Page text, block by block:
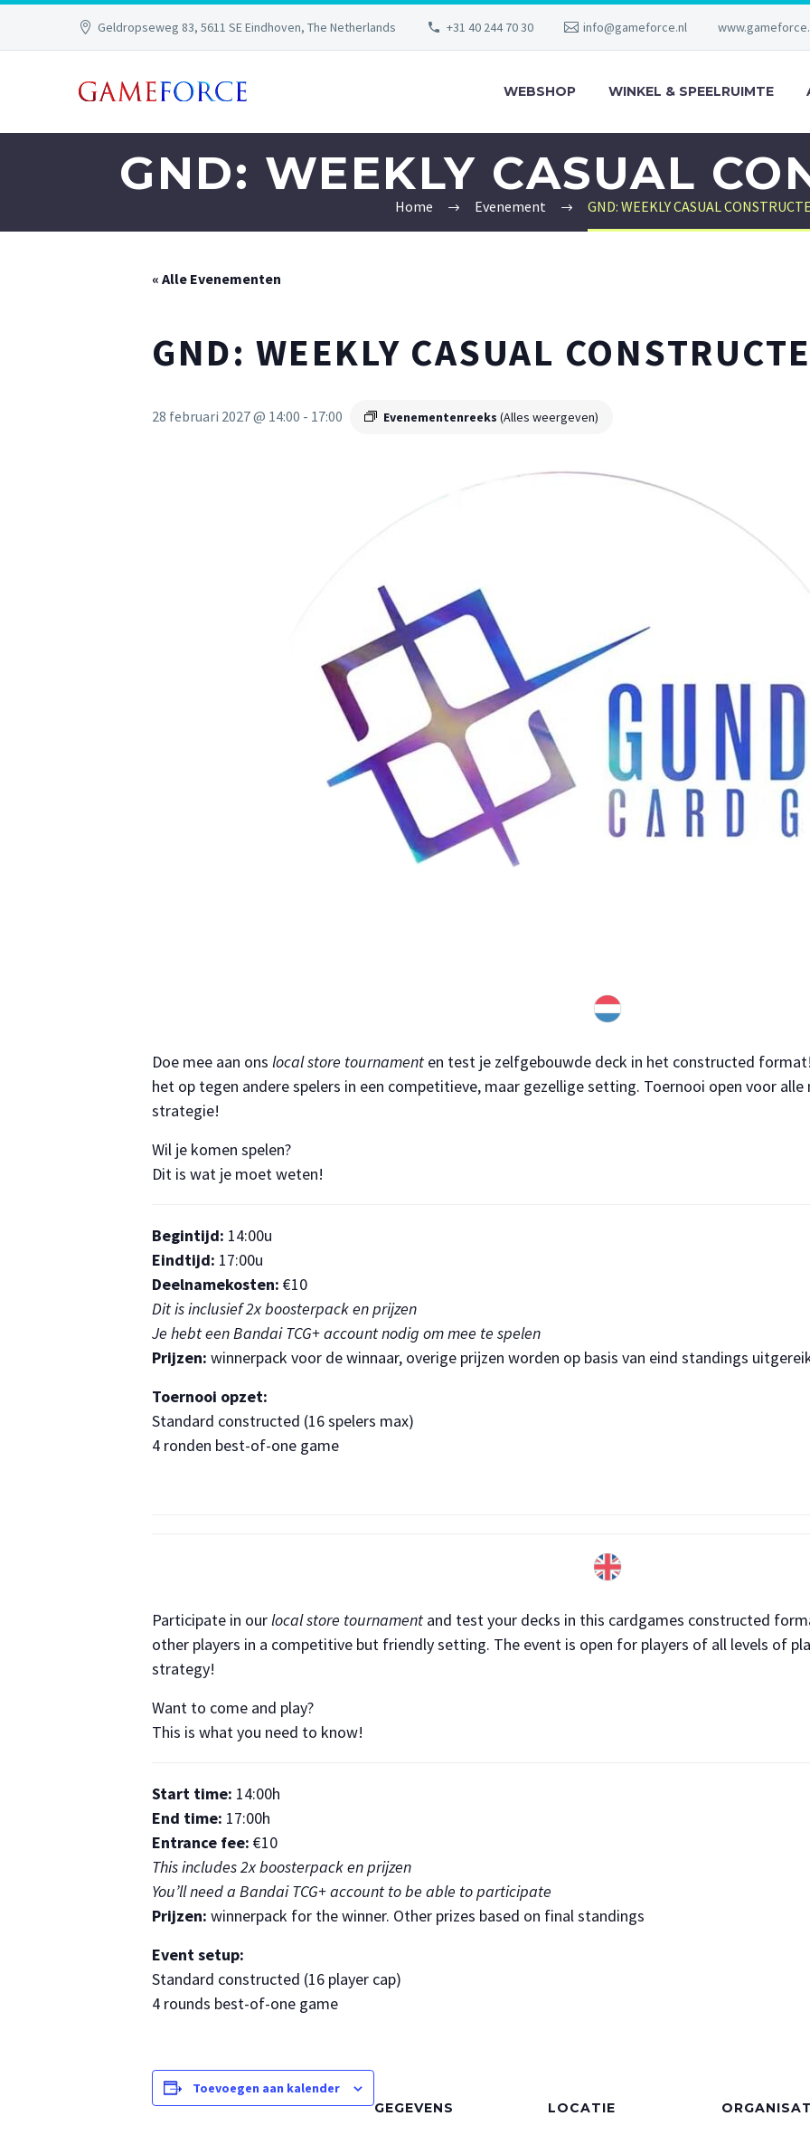
Geldropseweg 83, 5611 SE Eindhoven, The Netherlands +31 40 244 70 30 info@gameforce.nl
WEBSHOP WINKEL & SPEELRUIMTE
GND: WEEKLY CASUAL
Home Evenement GND: WEEKLY CASUAL
« Alle Evenementen
GND: WEEKLY CASUAL
28 februari 2027 @ 14:00 - 17:00 Evenementenreeks (Alles weergeven)
Doe mee aan ons local store tournament en test je zelfgebouwde deck in het constructed
het op tegen andere spelers in een competitieve, maar gezellige setting. Toernooi open voor alle
strategie!
Wil je komen spelen?
Dit is wat je moet weten!
Begintijd: 14:00u
Eindtijd: 17:00u
Deelnamekosten: €10
Dit is inclusief 2x boosterpack en prijzen
Je hebt een Bandai TCG+ account nodig om mee te spelen
Prijzen: winnerpack voor de winnaar, overige prijzen worden op basis van eind standings
Toernooi opzet:
Standard constructed (16 spelers max)
4 ronden best-of-one game
Participate in ourlocal store tournament and test your decks in this cardgames constructed
other players in a competitive but friendly setting. The event is open for players of all levels of
strategy!
Want to come and play?
This is what you need to know!
Start time: 14:00h
End time: 17:00h
Entrance fee: €10
This includes 2x boosterpack en prijzen
You’ll need a Bandai TCG+ account to be able to participate
Prijzen: winnerpack for the winner. Other prizes based on final standings
Event setup:
Standard constructed (16 player cap)
4 rounds best-of-one game
Toevoegen aan kalender
GEGEVENS
LOCATIE